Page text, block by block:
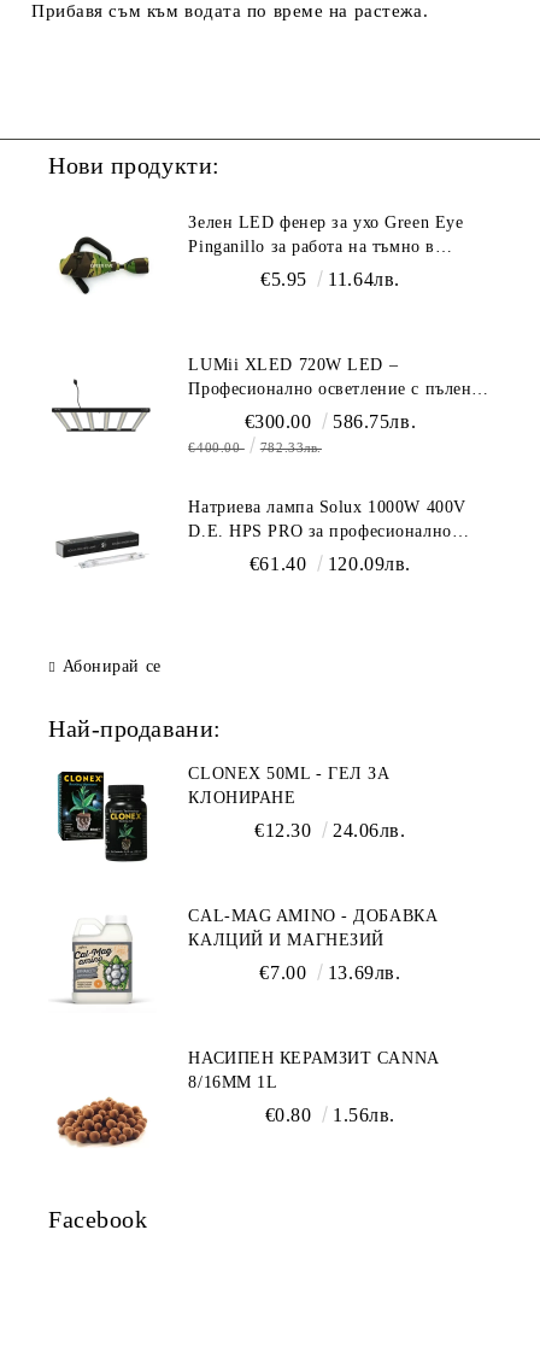
Прибавя съм към водата по време на растежа.
Нови продукти:
Зелен LED фенер за ухо Green Eye
Pinganillo за работа на тъмно в
€5.95 11.64лв.
LUMii XLED 720W LED –
Професионално осветление с пълен
спектър (1700 µmol/s)
€300.00 586.75лв.
€400.00 782.33лв.
Натриева лампа Solux 1000W 400V
D.E. HPS PRO за професионално
осветление€61.40 120.09лв.
Абонирай се
Най-продавани:
CLONEX 50ML - ГЕЛ ЗА
КЛОНИРАНЕ
€12.30 24.06лв.
CAL-MAG AMINO - ДОБАВКА
КАЛЦИЙ И МАГНЕЗИЙ
€7.00 13.69лв.
НАСИПЕН КЕРАМЗИТ CANNA
8/16ММ 1L
€0.80 1.56лв.
Facebook